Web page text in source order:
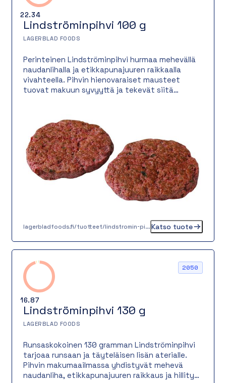
22.34
Lindströminpihvi 100 g
LAGERBLAD FOODS
Perinteinen Lindströminpihvi hurmaa mehevällä
naudanlihalla ja etikkapunajuuren raikkaalla
vivahteella. Pihvin hienovaraiset mausteet
tuovat makuun syvyyttä ja tekevät siitä
lagerbladfoods.fi/tuotteet/lindstromin-pihvi-100-g Katso tuote
16.87
2050
Lindströminpihvi 130 g
LAGERBLAD FOODS
Runsaskokoinen 130 gramman Lindströminpihvi
tarjoaa runsaan ja täyteläisen lisän aterialle.
Pihvin makumaailmassa yhdistyvät mehevä
naudanliha, etikkapunajuuren raikkaus ja hillityt